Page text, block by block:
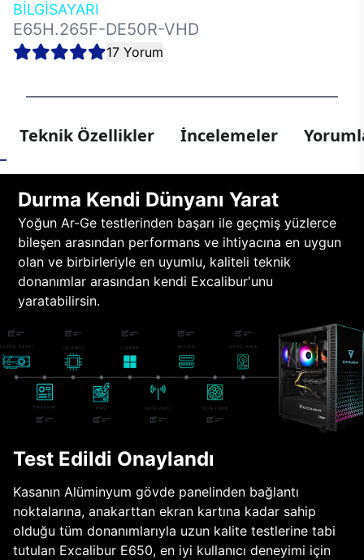
BİLGİSAYARI
E65H.265F-DE50R-VHD
17 Yorum
Teknik Özellikler İncelemeler
Durma Kendi Dünyanı Yarat
Yoğun Ar-Ge testlerinden başarı ile geçmiş yüzlerce
bileşen arasından performans ve ihtiyacına en uygun
olan ve birbirleriyle en uyumlu, kaliteli teknik
donanımlar arasından kendi Excalibur'unu
yaratabilirsin.
Test Edildi Onaylandı
Kasanın Alüminyum gövde panelinden bağlantı
noktalarına, anakarttan ekran kartına kadar sahip
olduğu tüm donanımlarıyla uzun kalite testlerine tabi
tutulan Excalibur E650, en iyi kullanıcı deneyimi için